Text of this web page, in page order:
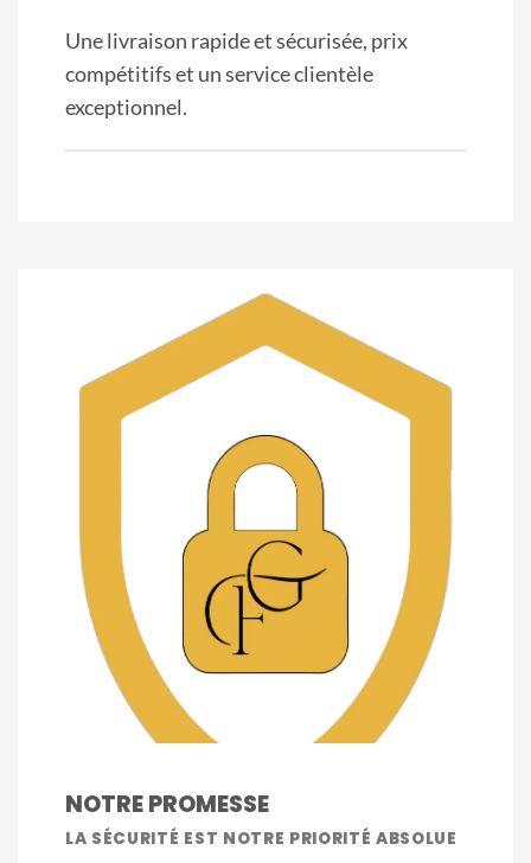
Une livraison rapide et sécurisée, prix
compétitifs et un service clientèle
exceptionnel.
NOTRE PROMESSE
LA SÉCURITÉ EST NOTRE PRIORITÉ ABSOLUE